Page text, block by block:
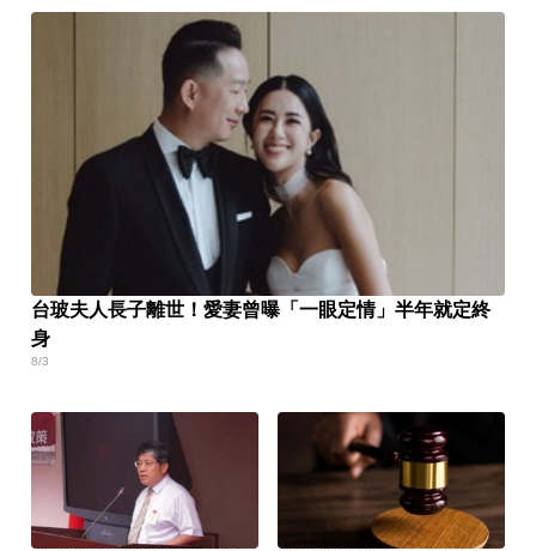
台玻夫人長子離世！愛妻曾曝「一眼定情」半年就定終
身
8/3